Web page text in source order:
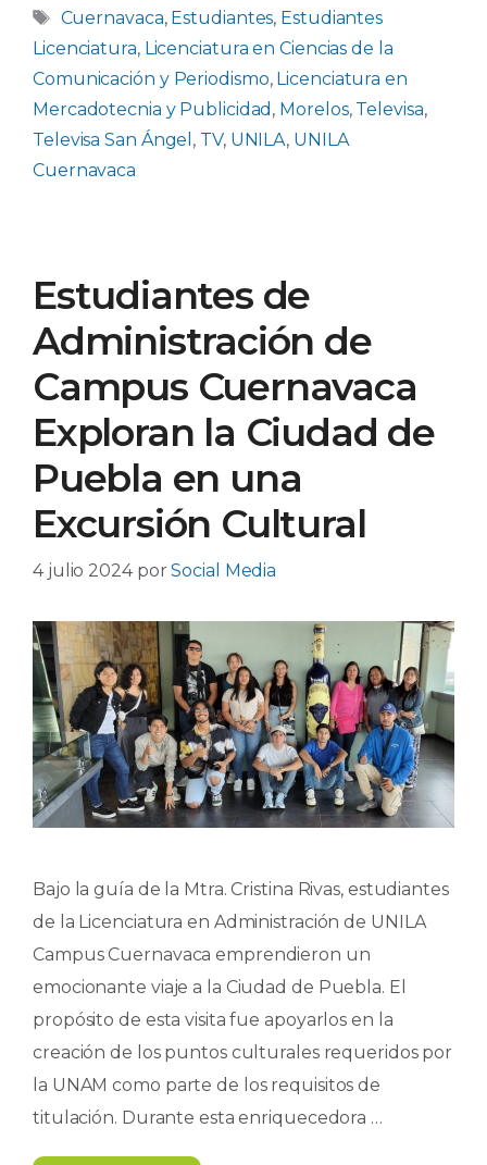
Etiquetas
Cuernavaca, Estudiantes, Estudiantes
Licenciatura, Licenciatura en Ciencias de la
Comunicación y Periodismo, Licenciatura en
Mercadotecnia y Publicidad , Morelos, Televisa,
Televisa San Ángel , TV, UNILA, UNILA
Cuernavaca
Estudiantes de
Administración de
Campus Cuernavaca
Exploran la Ciudad de
Puebla en una
Excursión Cultural
4 julio 2024 porSocial Media
Bajo la guía de la Mtra. Cristina Rivas, estudiantes
de la Licenciatura en Administración de UNILA
Campus Cuernavaca emprendieron un
emocionante viaje a la Ciudad de Puebla. El
propósito de esta visita fue apoyarlos en la
creación de los puntos culturales requeridos por
la UNAM como parte de los requisitos de
titulación. Durante esta enriquecedora …